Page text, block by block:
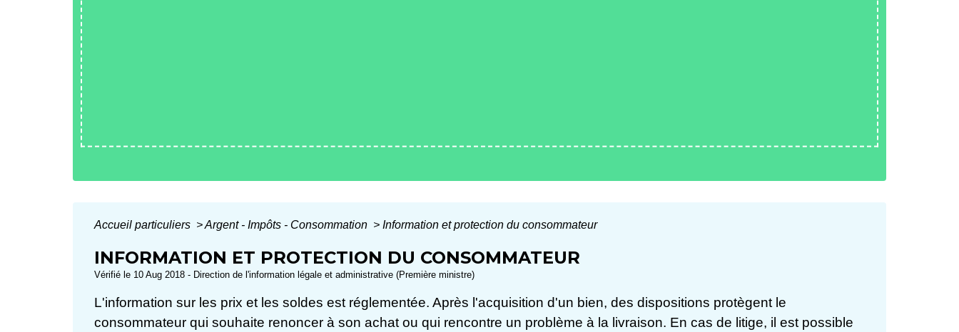
Accueil particuliers >Argent - Impôts - Consommation > Information et protection du consommateur
INFORMATION ET PROTECTION DU CONSOMMATEUR
Vérifié le 10 Aug 2018 - Direction de l'information légale et administrative (Première ministre)
L'information sur les prix et les soldes est réglementée. Après l'acquisition d'un bien, des dispositions protègent le
consommateur qui souhaite renoncer à son achat ou qui rencontre un problème à la livraison. En cas de litige, il est possible